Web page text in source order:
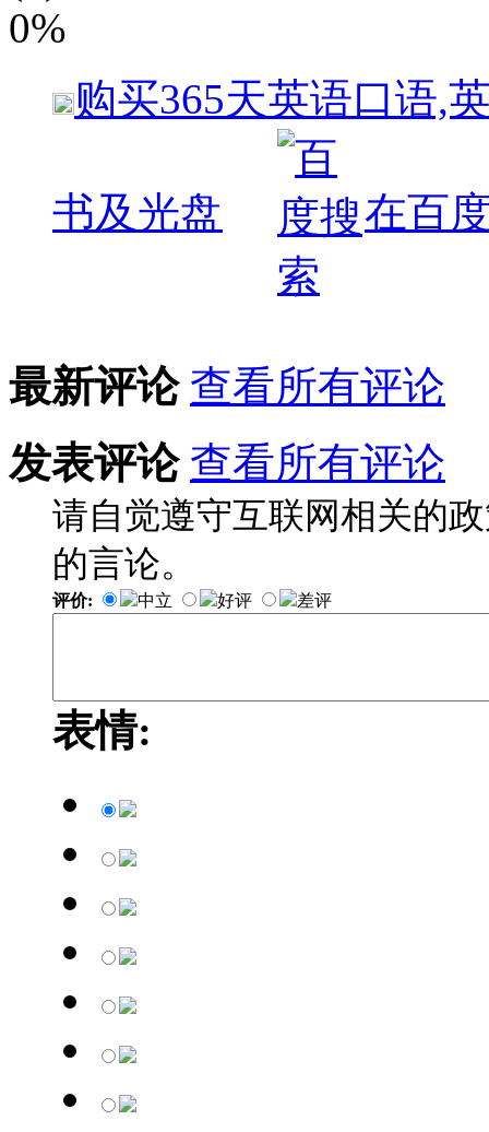
0%
购买365天英语口语,
书及光盘 在百
最新评论 查看所有评论
发表评论 查看所有评论
请自觉遵守互联网相关的
的言论。
评价: 中立 好评 差评
表情: